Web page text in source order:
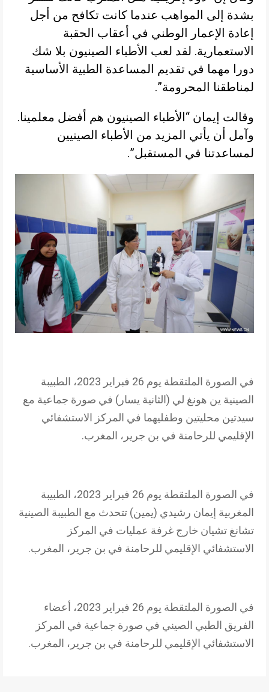
بشدة إلى المواهب عندما كانت تكافح من أجل
إعادة الإعمار الوطني في أعقاب الحقبة
الاستعمارية. لقد لعب الأطباء الصينيون بلا شك
دورا مهما في تقديم المساعدة الطبية الأساسية
لمناطقنا المحرومة”.
وقالت إيمان “الأطباء الصينيون هم أفضل معلمينا.
وآمل أن يأتي المزيد من الأطباء الصينيين
لمساعدتنا في المستقبل”.
في الصورة الملتقطة يوم 26 فبراير 2023، الطبيبة
الصينية ين هونغ لي (الثانية يسار) في صورة جماعية مع
سيدتين محليتين وطفليهما في المركز الاستشفائي
الإقليمي للرحامنة في بن جرير، المغرب.
في الصورة الملتقطة يوم 26 فبراير 2023، الطبيبة
المغربية إيمان رشيدي (يمين) تتحدث مع الطبيبة الصينية
تشانغ تشيان خارج غرفة عمليات في المركز
الاستشفائي الإقليمي للرحامنة في بن جرير، المغرب.
في الصورة الملتقطة يوم 26 فبراير 2023، أعضاء
الفريق الطبي الصيني في صورة جماعية في المركز
الاستشفائي الإقليمي للرحامنة في بن جرير، المغرب.